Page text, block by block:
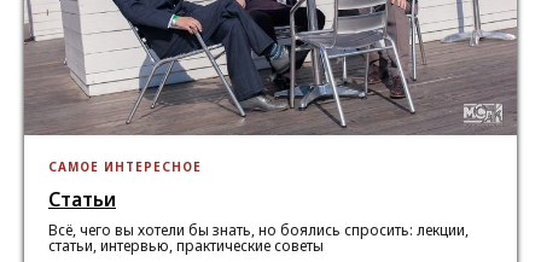
САМОЕ ИНТЕРЕСНОЕ
Статьи
Всё, чего вы хотели бы знать, но боялись спросить: лекции,
статьи, интервью, практические советы